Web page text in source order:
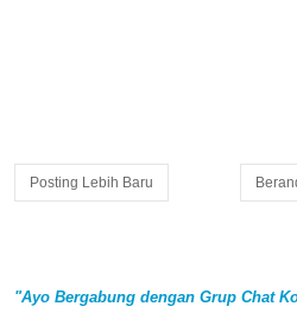
Posting Lebih Baru
"Ayo Bergabung dengan Grup Chat